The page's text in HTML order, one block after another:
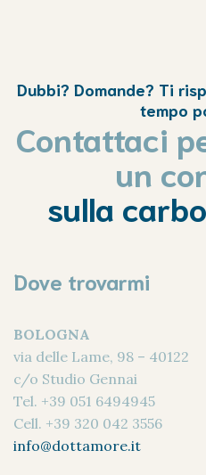
Dubbi? Domande? Ti
tempo
Contattaci
un
sulla
Dove trovarmi
BOLOGNA
via delle Lame, 98 – 40122
c/o Studio Gennai
Tel. +39 051 6494945
Cell. +39 320 042 3556
info@dottamore.it